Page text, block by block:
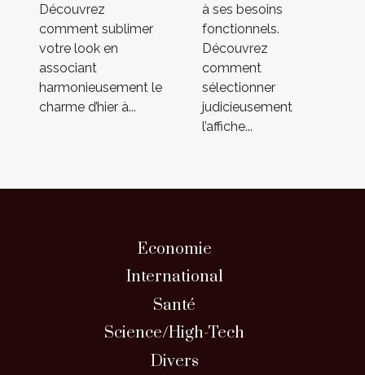
Découvrez
comment sublimer
votre look en
associant
harmonieusement le
charme d’hier à...
à ses besoins
fonctionnels.
Découvrez
comment
sélectionner
judicieusement
l’affiche...
Economie
International
Santé
Science/High-Tech
Divers